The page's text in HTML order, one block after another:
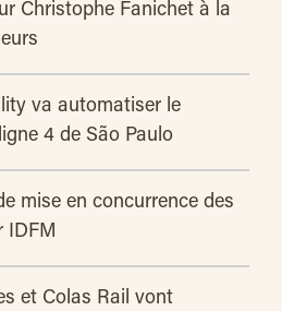
Christophe Fanichet à la
va automatiser le
4 de São Paulo
mise en concurrence des
IDFM
et Colas Rail vont